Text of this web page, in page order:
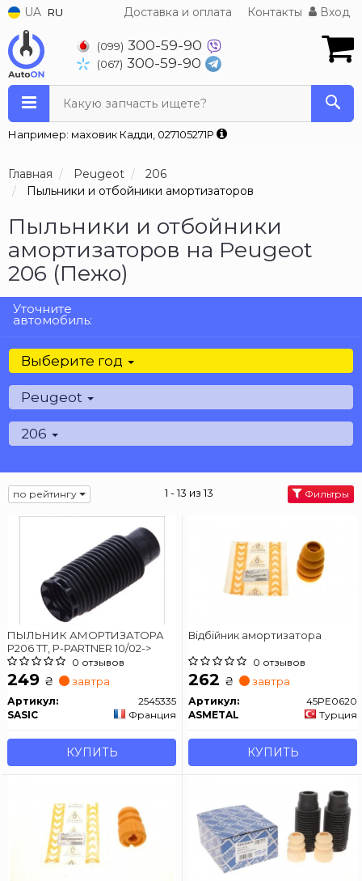
UA RU Доставка и оплата Контакты Вход
(099) 300-59-90
(067) 300-59-90
Какую запчасть ищете?
Например: маховик Кадди, 027105271P
Главная Peugeot
206
Пыльники и отбойники амортизаторов
Пыльники и отбойники
амортизаторов на Peugeot
206 (Пежо)
Уточните
автомобиль:
Выберите год
Peugeot
206
по рейтингу 1 - 13 из 13 Фильтры
ПЫЛЬНИК АМОРТИЗАТОРА
P206 TT, P-PARTNER 10/02->
0 отзывов
249 ₴ завтра
Артикул:
2545335
SASIC
Франция
КУПИТЬ
Відбійник амортизатора
0 отзывов
262 ₴ завтра
Артикул:
45PE0620
ASMETAL
Турция
КУПИТЬ